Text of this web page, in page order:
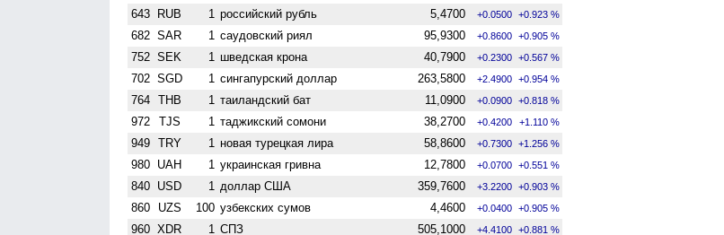
643 RUB 1 российский рубль 5,4700 +0.0500 +0.923 %
682 SAR 1 саудовский риял 95,9300 +0.8600 +0.905 %
752 SEK 1 шведская крона 40,7900 +0.2300 +0.567 %
702 SGD 1 сингапурский доллар 263,5800 +2.4900 +0.954 %
764 THB 1 таиландский бат 11,0900 +0.0900 +0.818 %
972 TJS 1 таджикский сомони 38,2700 +0.4200 +1.110 %
949 TRY 1 новая турецкая лира 58,8600 +0.7300 +1.256 %
980 UAH 1 украинская гривна 12,7800 +0.0700 +0.551 %
840 USD 1 доллар США 359,7600 +3.2200 +0.903 %
860 UZS 100 узбекских сумов 4,4600 +0.0400 +0.905 %
960 XDR 1 СПЗ 505,1000 +4.4100 +0.881 %